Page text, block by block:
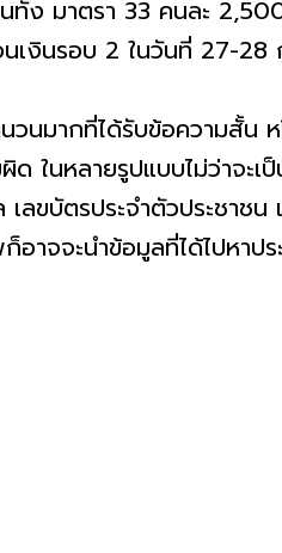
ทั้ง มาตรา 33 คนละ
นเงินรอบ 2 ในวันที่ 27-
วนมากที่ได้รับข้อความสั้น
ด ในหลายรูปแบบไม่ว่าจ
บัตรประจำตัวประชาชน
จจะนำข้อมูลที่ได้ไปหาปร